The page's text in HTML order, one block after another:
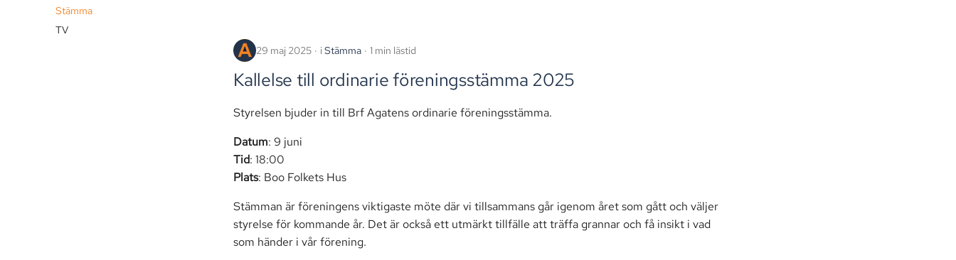
Stämma
TV
29 maj 2025 i Stämma 1 min lästid
Kallelse till ordinarie föreningsstämma 2025
Styrelsen bjuder in till Brf Agatens ordinarie föreningsstämma.
Datum: 9 juni
Tid: 18:00
Plats: Boo Folkets Hus
Stämman är föreningens viktigaste möte där vi tillsammans går igenom året som gått och väljer
styrelse för kommande år. Det är också ett utmärkt tillfälle att träffa grannar och få insikt i vad
som händer i vår förening.